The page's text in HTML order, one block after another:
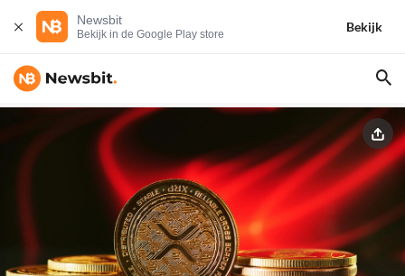
Newsbit
Bekijk in de Google Play store
Bekijk